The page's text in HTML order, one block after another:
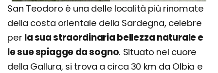
San Teodoro è una delle località più rinomate
della costa orientale della Sardegna, celebre
per la sua straordinaria bellezza naturale e
le sue spiagge da sogno. Situato nel cuore
della Gallura, si trova a circa 30 km da Olbia e